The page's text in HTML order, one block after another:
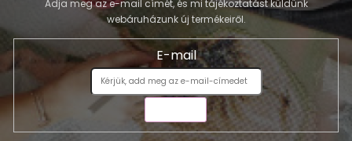
Adja meg az e-mail címét, és mi tájékoztatást küldünk
webáruházunk új termékeiről.
E-mail